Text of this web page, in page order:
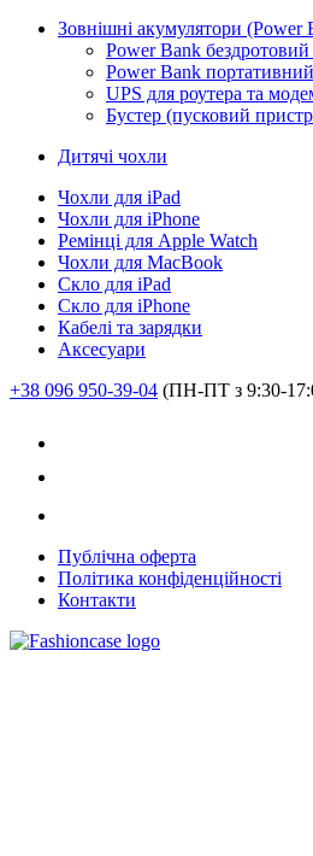
Зовнішні акумулятори (Power
Power Bank
Power Bank портативний
UPS для роутера та
Бустер (пусковий
Дитячі чохли
Чохли для iPad
Чохли для iPhone
Ремінці для Apple Watch
Чохли для MacBook
Скло для iPad
Скло для iPhone
Кабелі та зарядки
Аксесуари
+38 096 950-39-04 (ПН-ПТ з 9:30-
Публічна оферта
Політика конфіденційності
Контакти